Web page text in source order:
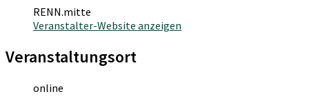
RENN.mitte
Veranstalter-Website anzeigen
Veranstaltungsort
online